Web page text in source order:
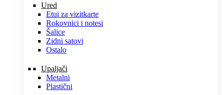
Ured
Etui za vizitkarte
Rokovnici i notesi
Šalice
Zidni satovi
Ostalo
Upaljači
Metalni
Plastični